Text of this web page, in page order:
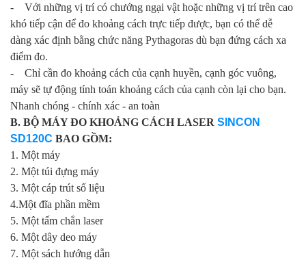
- Với những vị trí có chướng ngại vật hoặc những vị trí trên cao
khó tiếp cận để đo khoảng cách trực tiếp được, bạn có thể dễ
dàng xác định bằng chức năng Pythagoras dù bạn đứng cách xa
điểm đo.
- Chỉ cần đo khoảng cách của cạnh huyền, cạnh góc vuông,
máy sẽ tự động tính toán khoảng cách của cạnh còn lại cho bạn.
Nhanh chóng - chính xác - an toàn
B. BỘ MÁY ĐO KHOẢNG CÁCH LASER SINCON
SD120C BAO GỒM:
1. Một máy
2. Một túi đựng máy
3. Một cáp trút số liệu
4.Một đĩa phần mềm
5. Một tấm chắn laser
6. Một dây deo máy
7. Một sách hướng dẫn